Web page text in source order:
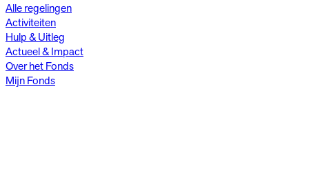
Alle regelingen
Activiteiten
Hulp & Uitleg
Actueel & Impact
Over het Fonds
Mijn Fonds